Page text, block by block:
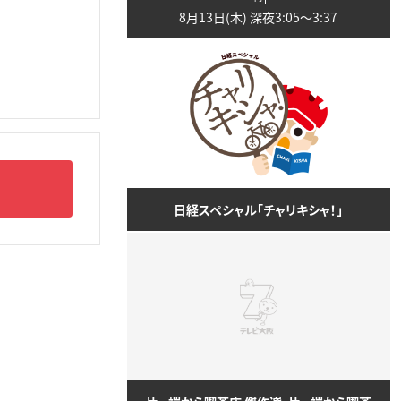
8月13日(木) 深夜3:05〜3:37
日経スペシャル「チャリキシャ！」